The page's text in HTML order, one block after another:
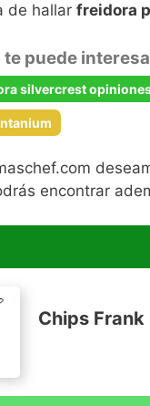
de hallar freidora
te puede
silvercrest
encontrar
Chips Frank